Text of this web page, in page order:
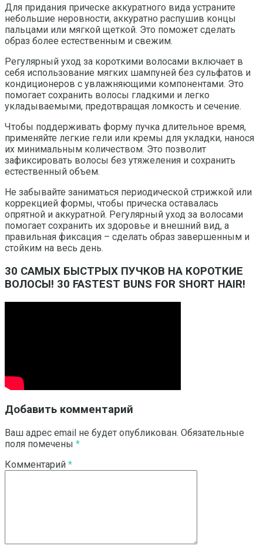
Для придания прическе аккуратного вида устраните
небольшие неровности, аккуратно распушив концы
пальцами или мягкой щеткой. Это поможет сделать
образ более естественным и свежим.
Регулярный уход за короткими волосами включает в
себя использование мягких шампуней без сульфатов и
кондиционеров с увлажняющими компонентами. Это
помогает сохранить волосы гладкими и легко
укладываемыми, предотвращая ломкость и сечение.
Чтобы поддерживать форму пучка длительное время,
применяйте легкие гели или кремы для укладки, нанося
их минимальным количеством. Это позволит
зафиксировать волосы без утяжеления и сохранить
естественный объем.
Не забывайте заниматься периодической стрижкой или
коррекцией формы, чтобы прическа оставалась
опрятной и аккуратной. Регулярный уход за волосами
помогает сохранить их здоровье и внешний вид, а
правильная фиксация – сделать образ завершенным и
стойким на весь день.
30 САМЫХ БЫСТРЫХ ПУЧКОВ НА КОРОТКИЕ
ВОЛОСЫ! 30 FASTEST BUNS FOR SHORT HAIR!
Добавить комментарий
Ваш адрес email не будет опубликован. Обязательные
поля помечены *
Комментарий *